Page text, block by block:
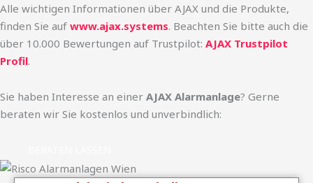
Alle wichtigen Informationen über AJAX und die Produkte,
finden Sie auf www.ajax.systems. Beachten Sie bitte auch die
über 10.000 Bewertungen auf Trustpilot: AJAX Trustpilot
Profil.
Sie haben Interesse an einer AJAX Alarmanlage? Gerne
beraten wir Sie kostenlos und unverbindlich: